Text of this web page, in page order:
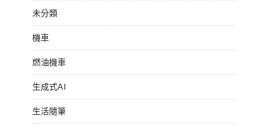
未分類
機車
燃油機車
生成式AI
生活隨筆